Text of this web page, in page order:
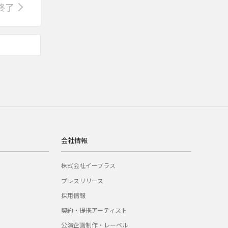
了
会社情報
株式会社イープラス
プレスリリース
採用情報
契約・提携アーティスト
公演企画制作・レーベル